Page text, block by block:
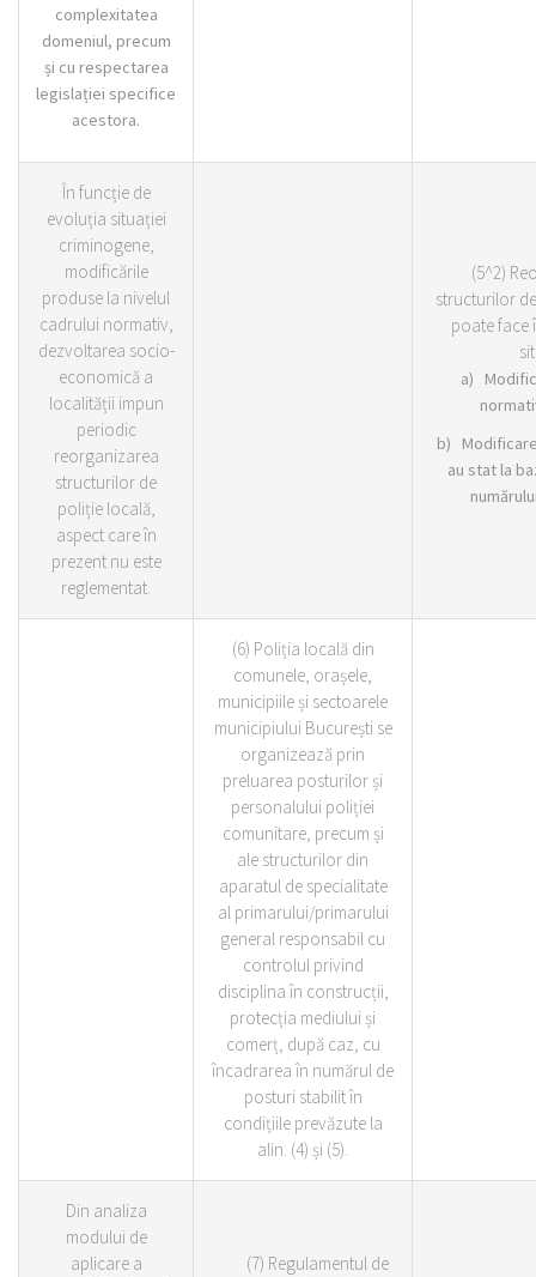
complexitatea
domeniul, precum
și cu respectarea
legislației specifice
acestora.
În funcție de
evoluția situației
criminogene,
modificările
produse la nivelul
cadrului normativ,
dezvoltarea socio-
economică a
localității impun
periodic
reorganizarea
structurilor de
poliție locală,
aspect care în
prezent nu este
reglementat.
(5^2)
structurilor
poate face
a)
b)
au stat la
(6) Poliția locală din
comunele, orașele,
municipiile și sectoarele
municipiului București se
organizează prin
preluarea posturilor și
personalului poliției
comunitare, precum și
ale structurilor din
aparatul de specialitate
al primarului/primarului
general responsabil cu
controlul privind
disciplina în construcții,
protecția mediului și
comerț, după caz, cu
încadrarea în numărul de
posturi stabilit în
condițiile prevăzute la
alin. (4) și (5).
Din analiza
modului de
aplicare a
(7) Regulamentul de